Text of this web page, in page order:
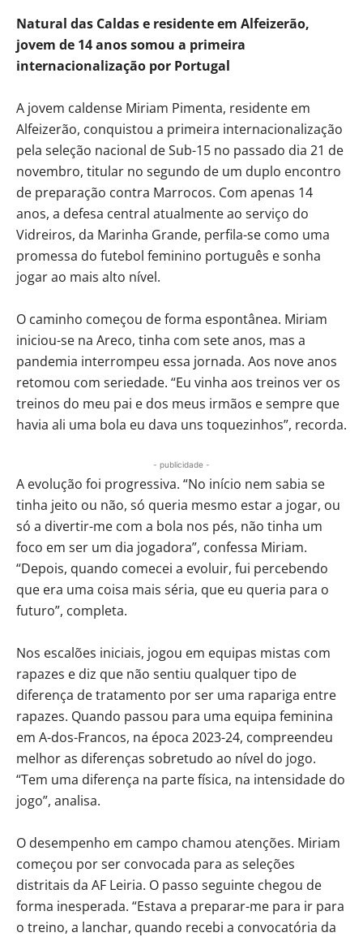
Natural das Caldas e residente em Alfeizerão,
jovem de 14 anos somou a primeira
internacionalização por Portugal
A jovem caldense Miriam Pimenta, residente em
Alfeizerão, conquistou a primeira internacionalização
pela seleção nacional de Sub-15 no passado dia 21 de
novembro, titular no segundo de um duplo encontro
de preparação contra Marrocos. Com apenas 14
anos, a defesa central atualmente ao serviço do
Vidreiros, da Marinha Grande, perfila-se como uma
promessa do futebol feminino português e sonha
jogar ao mais alto nível.
O caminho começou de forma espontânea. Miriam
iniciou-se na Areco, tinha com sete anos, mas a
pandemia interrompeu essa jornada. Aos nove anos
retomou com seriedade. “Eu vinha aos treinos ver os
treinos do meu pai e dos meus irmãos e sempre que
havia ali uma bola eu dava uns toquezinhos”, recorda.
- publicidade -
A evolução foi progressiva. “No início nem sabia se
tinha jeito ou não, só queria mesmo estar a jogar, ou
só a divertir-me com a bola nos pés, não tinha um
foco em ser um dia jogadora”, confessa Miriam.
“Depois, quando comecei a evoluir, fui percebendo
que era uma coisa mais séria, que eu queria para o
futuro”, completa.
Nos escalões iniciais, jogou em equipas mistas com
rapazes e diz que não sentiu qualquer tipo de
diferença de tratamento por ser uma rapariga entre
rapazes. Quando passou para uma equipa feminina
em A-dos-Francos, na época 2023-24, compreendeu
melhor as diferenças sobretudo ao nível do jogo.
“Tem uma diferença na parte física, na intensidade do
jogo”, analisa.
O desempenho em campo chamou atenções. Miriam
começou por ser convocada para as seleções
distritais da AF Leiria. O passo seguinte chegou de
forma inesperada. “Estava a preparar-me para ir para
o treino, a lanchar, quando recebi a convocatória da